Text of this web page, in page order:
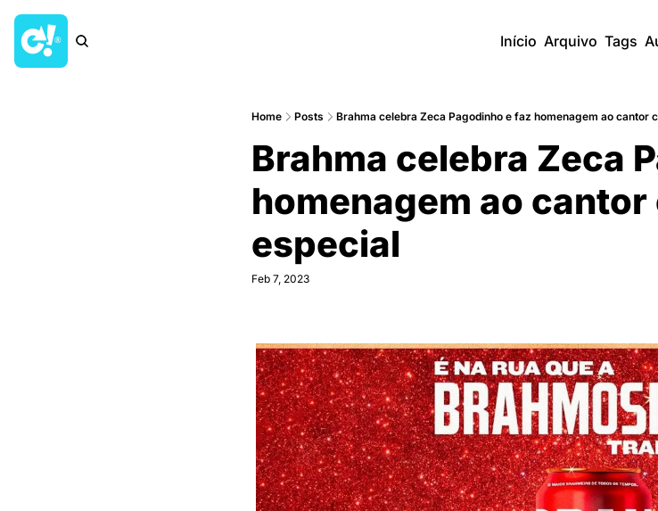
Início Arquivo Tags
Home Posts Brahma celebra Zeca Pagodinho e faz homenagem ao cantor
Brahma celebra Zeca
homenagem ao cantor
especial
Feb 7, 2023